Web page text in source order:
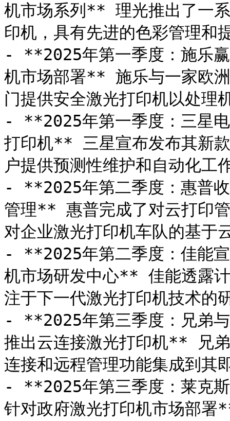
机市场系列** 理光推出了一
印机，具有先进的色彩管理和
- **2025年第一季度：施乐赢
机市场部署** 施乐与一家欧
门提供安全激光打印机以处理
- **2025年第一季度：三星电
打印机** 三星宣布发布其新
户提供预测性维护和自动化工
- **2025年第二季度：惠普
管理** 惠普完成了对云打印
对企业激光打印机车队的基于
- **2025年第二季度：佳能宣
机市场研发中心** 佳能透露
注于下一代激光打印机技术的
- **2025年第三季度：兄弟与
推出云连接激光打印机** 兄弟
连接和远程管理功能集成到其
- **2025年第三季度：莱克
针对政府激光打印机市场部